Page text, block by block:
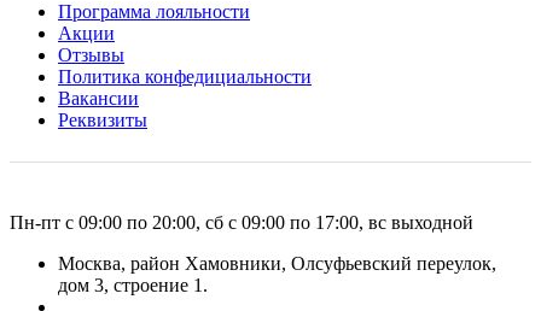
Программа лояльности
Акции
Отзывы
Политика конфедициальности
Вакансии
Реквизиты
Пн-пт с 09:00 по 20:00, сб с 09:00 по 17:00, вс выходной
Москва, район Хамовники, Олсуфьевский переулок,
дом 3, строение 1.